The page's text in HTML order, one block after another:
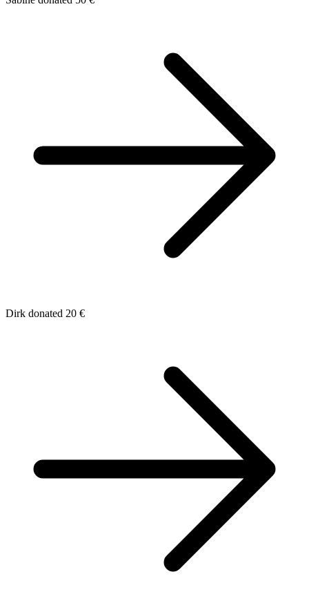
Dirk donated 20 €